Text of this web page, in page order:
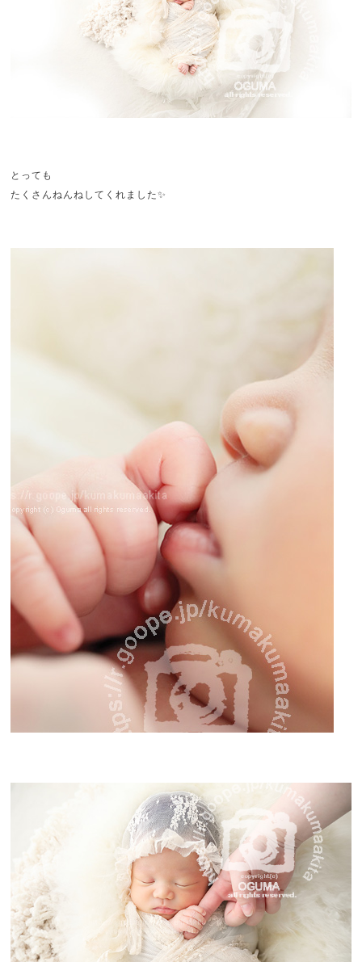
とっても
たくさんねんねしてくれました✨